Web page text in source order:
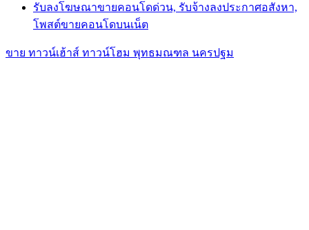
รับลงโฆษณาขายคอนโดด่วน, รับจ้างลงประกาศอสังหา,
โพสต์ขายคอนโดบนเน็ต
ขาย ทาวน์เฮ้าส์ ทาวน์โฮม พุทธมณฑล นครปฐม